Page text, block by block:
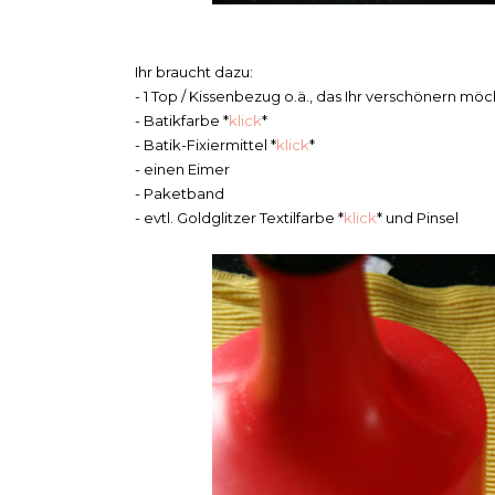
Ihr braucht dazu:
- 1 Top / Kissenbezug o.ä., das Ihr verschönern
- Batikfarbe *klick*
- Batik-Fixiermittel *klick*
- einen Eimer
- Paketband
- evtl. Goldglitzer Textilfarbe *klick* und Pinsel